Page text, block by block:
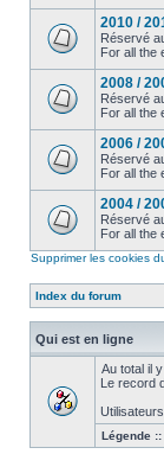
2010 /
Réservé
For all the
2008 /
Réservé
For all the
2006 /
Réservé
For all the
2004 /
Réservé
For all the
Supprimer les cookies
Index du forum
Qui est en ligne
Au total il
Le record
Légende ::